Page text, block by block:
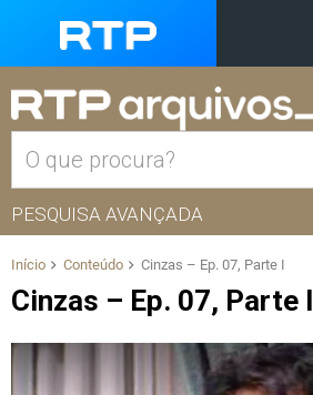
PESQUISA AVANÇADA
Início Conteúdo Cinzas – Ep. 07, Parte I
Cinzas – Ep. 07, Parte I